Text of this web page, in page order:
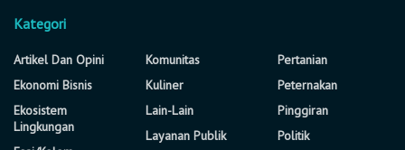
Kategori
Artikel Dan Opini
Ekonomi Bisnis
Ekosistem
Lingkungan
Komunitas
Kuliner
Lain-Lain
Layanan Publik
Pertanian
Peternakan
Pinggiran
Politik